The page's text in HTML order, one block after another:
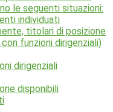
le seguenti situazioni:
individuati
titolari di posizione
funzioni dirigenziali)
dirigenziali
disponibili